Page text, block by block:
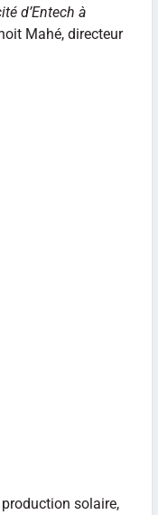
d’Entech à
Mahé, directeur
solaire,